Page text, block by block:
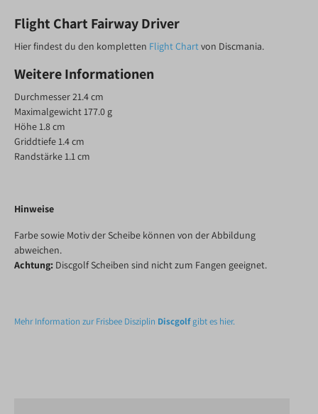
Flight Chart Fairway Driver
Hier findest du den kompletten Flight Chartvon Discmania.
Weitere Informationen
Durchmesser 21.4 cm
Maximalgewicht 177.0 g
Höhe 1.8 cm
Griddtiefe 1.4 cm
Randstärke 1.1 cm
Hinweise
Farbe sowie Motiv der Scheibe können von der Abbildung
abweichen.
Achtung: Discgolf Scheiben sind nicht zum Fangen geeignet.
Mehr Information zur Frisbee Disziplin Discgolfgibt es hier.